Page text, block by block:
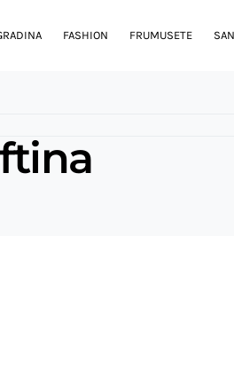
FASHION FRUMUSETE